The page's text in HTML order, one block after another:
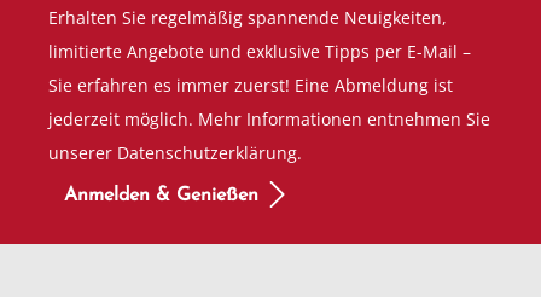
Erhalten Sie regelmäßig spannende Neuigkeiten,
limitierte Angebote und exklusive Tipps per E-Mail –
Sie erfahren es immer zuerst! Eine Abmeldung ist
jederzeit möglich. Mehr Informationen entnehmen Sie
unserer Datenschutzerklärung.
Anmelden & Genießen